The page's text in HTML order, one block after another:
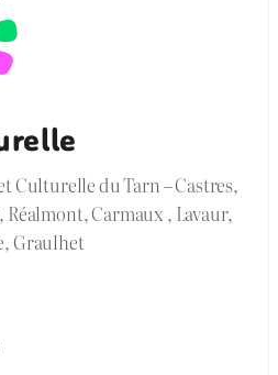
Culturelle du Tarn – Castres,
Carmaux , Lavaur,
Graulhet